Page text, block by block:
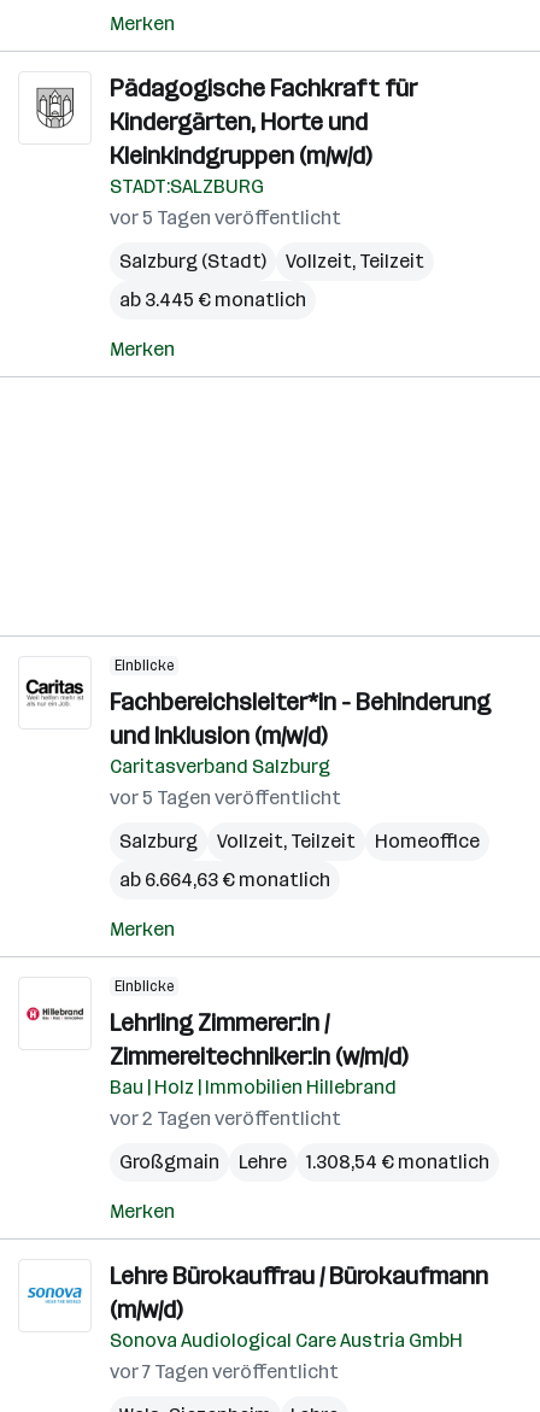
Merken
Pädagogische Fachkraft für
Kindergärten, Horte und
Kleinkindgruppen (m/w/d)
STADT:SALZBURG
vor 5 Tagen veröffentlicht
Salzburg (Stadt)
Vollzeit, Teilzeit
ab 3.445 € monatlich
Merken
Einblicke
Fachbereichsleiter*in - Behinderung
und Inklusion (m/w/d)
Caritasverband Salzburg
vor 5 Tagen veröffentlicht
Salzburg
Vollzeit, Teilzeit
Homeoffice
ab 6.664,63 € monatlich
Merken
Einblicke
Lehrling Zimmerer:in /
Zimmereitechniker:in (w/m/d)
Bau | Holz | Immobilien Hillebrand
vor 2 Tagen veröffentlicht
Großgmain
Lehre 1.308,54 € monatlich
Merken
Lehre Bürokauffrau / Bürokaufmann
(m/w/d)
Sonova Audiological Care Austria GmbH
vor 7 Tagen veröffentlicht